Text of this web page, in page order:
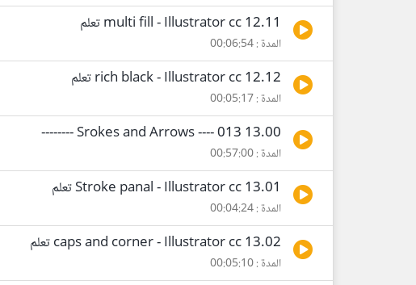
12.11 multi fill - Illustrator cc تعلم
المدة : 00:06:54
12.12 rich black - Illustrator cc تعلم
المدة : 00:05:17
13.00 Srokes and Arrows ---- 013 --------
المدة : 00:57:00
13.01 Stroke panal - Illustrator cc تعلم
المدة : 00:04:24
13.02 caps and corner - Illustrator cc تعلم
المدة : 00:05:10